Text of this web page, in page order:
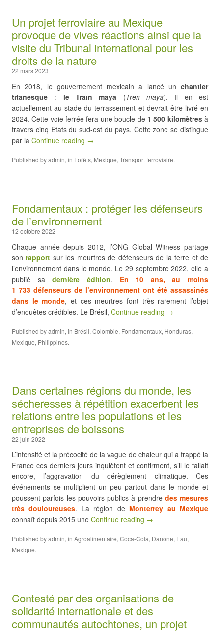
Un projet ferroviaire au Mexique
provoque de vives réactions ainsi que la
visite du Tribunal international pour les
droits de la nature
22 mars 2023
En 2018, le gouvernement mexicain a lancé un chantier
titanesque : le Train maya (Tren maya). Il en est
actuellement au stade du terrassement et devrait être livré en
2024. Cette voie ferrée fera une boucle de 1 500 kilomètresà
travers cinq États du sud-est du pays. Cette zone se distingue
par la Continue reading →
Published byadmin, in Forêts, Mexique, Transport ferroviaire.
Fondamentaux : protéger les défenseurs
de l’environnement
12 octobre 2022
Chaque année depuis 2012, l’ONG Global Witness partage
sonrapport sur les meurtres de défenseurs de la terre et de
l’environnement dans le monde. Le 29 septembre 2022, elle a
publié sadernière édition. En 10 ans, au moins
1 733 défenseurs de l’environnement ont été assassinés
dans le monde, et ces meurtres font très rarement l’objet
d’enquêtes crédibles. Le Brésil, Continue reading →
Published byadmin, in Brésil, Colombie, Fondamentaux, Honduras,
Mexique, Philippines.
Dans certaines régions du monde, les
sécheresses à répétition exacerbent les
relations entre les populations et les
entreprises de boissons
22 juin 2022
L’intensité et la précocité de la vague de chaleur qui a frappé la
France ces derniers jours inquiètent et confirment, s’il le fallait
encore, l’aggravation du dérèglement climatique. Ces
événements se multiplient un peu partout dans le monde et
poussent parfois les pouvoirs publics à prendre des mesures
très douloureuses. La région de Monterrey au Mexique
connaît depuis 2015 une Continue reading →
Published byadmin, in Agroalimentaire, Coca-Cola, Danone, Eau,
Mexique.
Contesté par des organisations de
solidarité internationale et des
communautés autochtones, un projet